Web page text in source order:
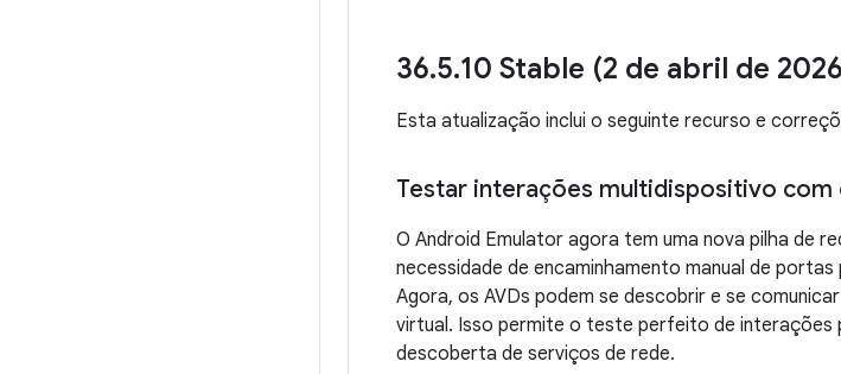
36.5.10 Stable (2 de abril de
Esta atualização inclui o seguinte recurso e
Testar interações multidispositivo com
O Android Emulator agora tem uma nova pilha de
necessidade de encaminhamento manual de
Agora, os AVDs podem se descobrir e se
virtual. Isso permite o teste perfeito de
descoberta de serviços de rede.